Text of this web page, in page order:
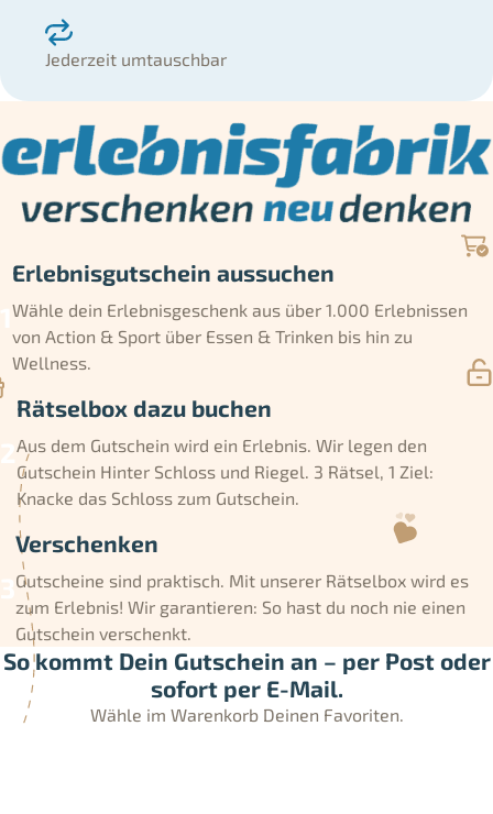
Jederzeit umtauschbar
Erlebnisgutschein aussuchen
Wähle dein Erlebnisgeschenk aus über 1.000 Erlebnissen
von Action & Sport über Essen & Trinken bis hin zu
Wellness.
Rätselbox dazu buchen
Aus dem Gutschein wird ein Erlebnis. Wir legen den
Gutschein Hinter Schloss und Riegel. 3 Rätsel, 1 Ziel:
Knacke das Schloss zum Gutschein.
Verschenken
Gutscheine sind praktisch. Mit unserer Rätselbox wird es
zum Erlebnis! Wir garantieren: So hast du noch nie einen
Gutschein verschenkt.
So kommt Dein Gutschein an – per Post oder
sofort per E-Mail.
Wähle im Warenkorb Deinen Favoriten.